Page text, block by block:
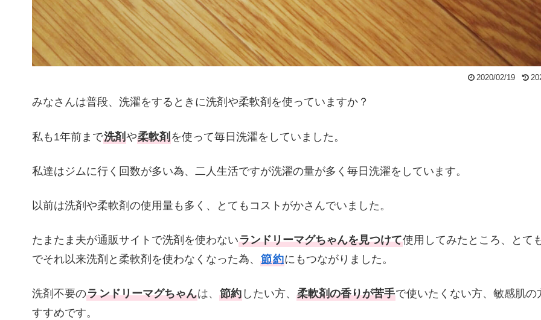
2020/02/19
みなさんは普段、洗濯をするときに洗剤や柔軟剤を使っていますか？
私も1年前まで洗剤や柔軟剤 を使って毎日洗濯をしていました。
私達はジムに行く回数が多い為、二人生活ですが洗濯の量が多く毎日洗濯をしています。
以前は洗剤や柔軟剤の使用量も多く、とてもコストがかさんでいました。
たまたま夫が通販サイトで洗剤を使わないランドリーマグちゃんを見つけて使用してみたところ、とて
でそれ以来洗剤と柔軟剤を使わなくなった為、 節約にもつながりました。
洗剤不要のランドリーマグちゃんは、 節約 したい方、 柔軟剤の香りが苦手で使いたくない方、敏感肌の
すすめです。